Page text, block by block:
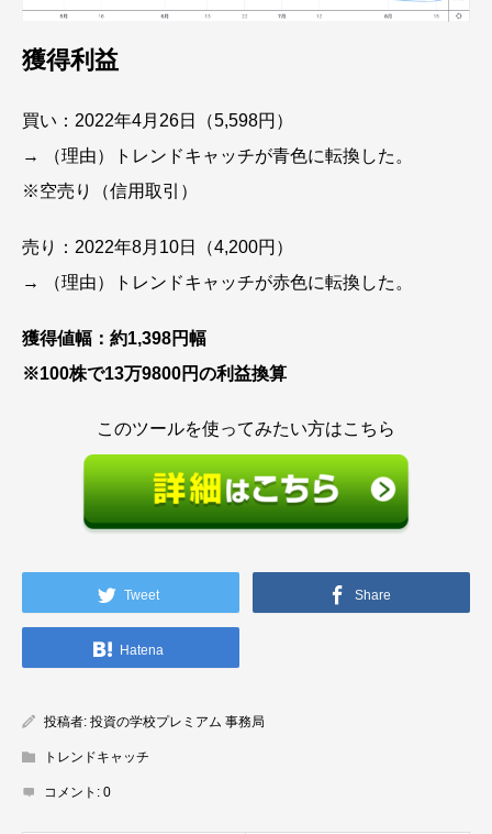
獲得利益
買い：2022年4月26日（5,598円）
→ （理由）トレンドキャッチが青色に転換した。
※空売り（信用取引）
売り：2022年8月10日（4,200円）
→ （理由）トレンドキャッチが赤色に転換した。
獲得値幅：約1,398円幅
※100株で13万9800円の利益換算
このツールを使ってみたい方はこちら
Tweet Share
Hatena
投稿者: 投資の学校プレミアム 事務局
トレンドキャッチ
コメント: 0